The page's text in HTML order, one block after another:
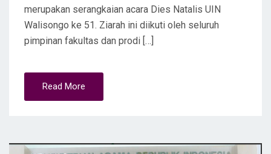
merupakan serangkaian acara Dies Natalis UIN
Walisongo ke 51. Ziarah ini diikuti oleh seluruh
pimpinan fakultas dan prodi […]
Read More